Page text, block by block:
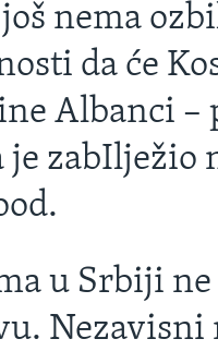
nema
da će
Albanci –
je zabIlježio
u Srbiji ne